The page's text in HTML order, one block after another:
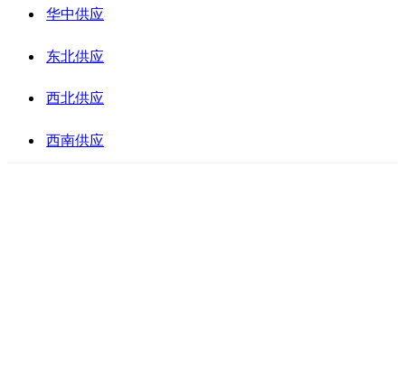
华中供应
东北供应
西北供应
西南供应